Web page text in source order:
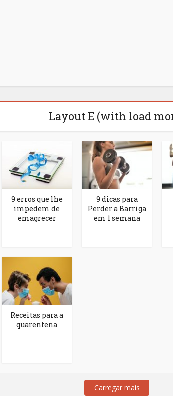
Layout E (with load
9 erros que lhe
impedem de
emagrecer
9 dicas para
Perder a Barriga
em 1 semana
Receitas para a
quarentena
Carregar mais